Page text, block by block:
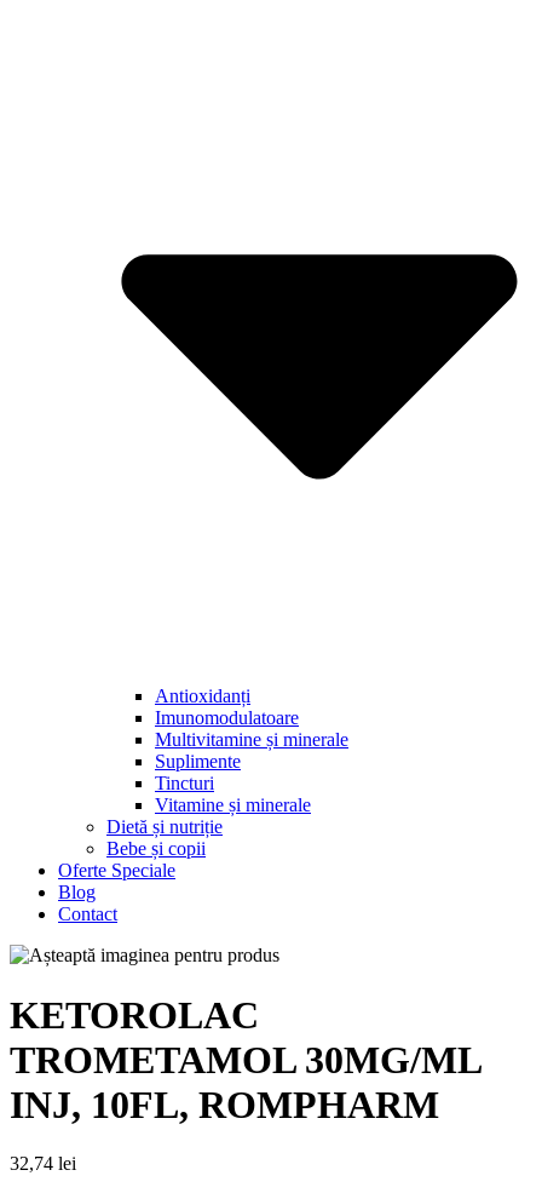
Antioxidanți
Imunomodulatoare
Multivitamine și minerale
Suplimente
Tincturi
Vitamine și minerale
Dietă și nutriție
Bebe și copii
Oferte Speciale
Blog
Contact
KETOROLAC
TROMETAMOL 30MG/ML
INJ, 10FL, ROMPHARM
32,74 lei